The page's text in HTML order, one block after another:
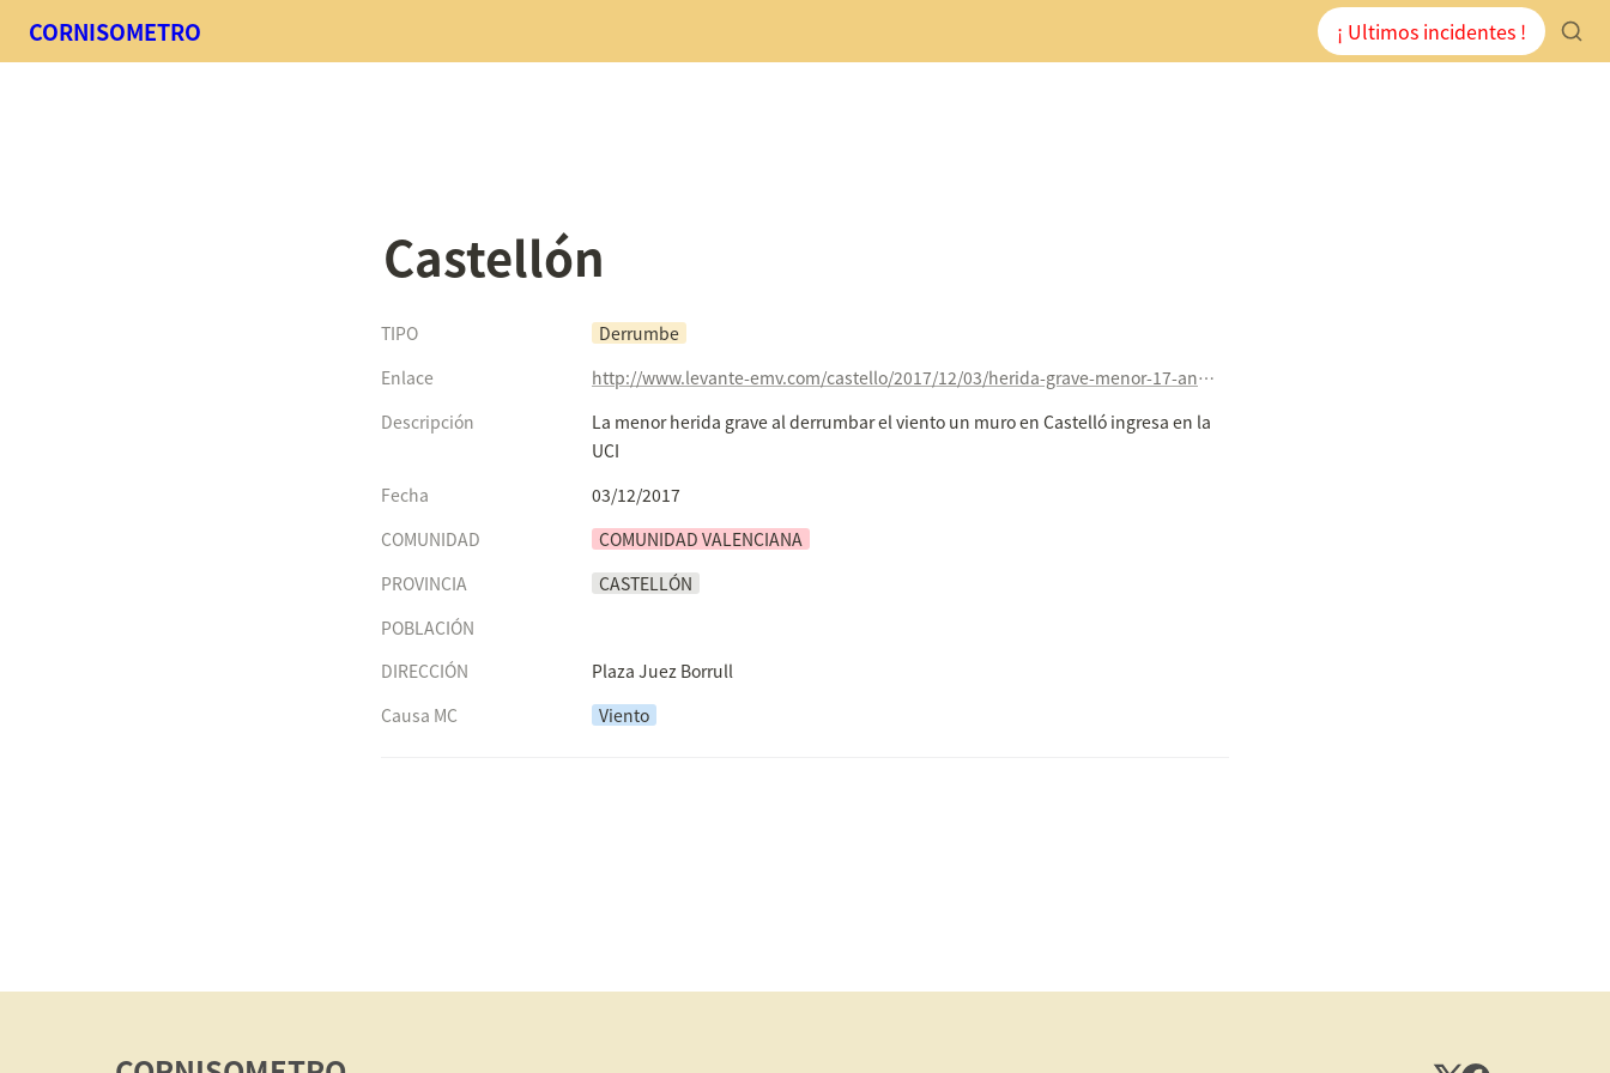
CORNISOMETRO ¡ Ultimos incidentes !
Castellón
TIPO
Derrumbe
Enlace
http://www.levante-emv.com/castello/2017/12/03/herida-grave-menor-17-anos/1649991.html
Descripción
La menor herida grave al derrumbar el viento un muro en Castelló ingresa en la
UCI
Fecha
03/12/2017
COMUNIDAD
COMUNIDAD VALENCIANA
PROVINCIA
CASTELLÓN
POBLACIÓN
DIRECCIÓN
Plaza Juez Borrull
Causa MC
Viento